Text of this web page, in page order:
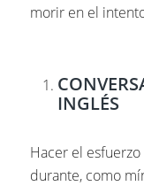
morir en el
INGLÉS
Hacer el
durante, como